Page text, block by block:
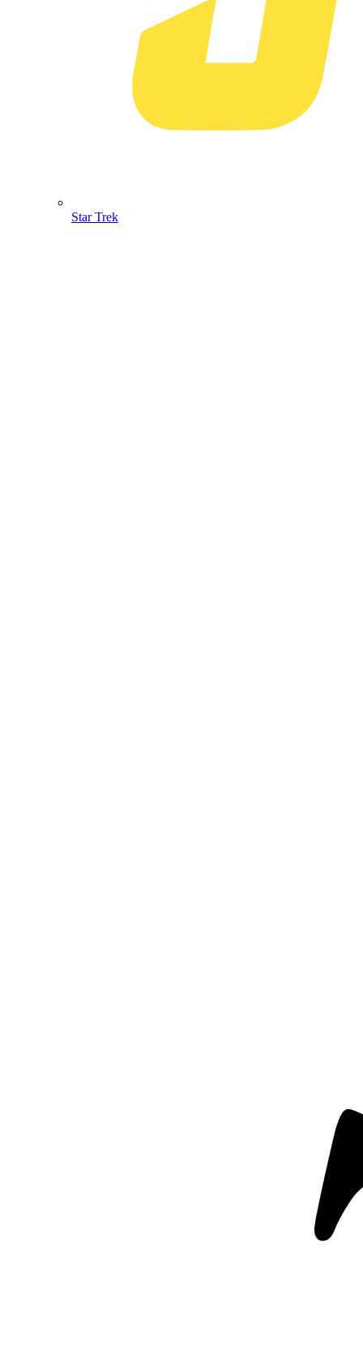
Star Trek